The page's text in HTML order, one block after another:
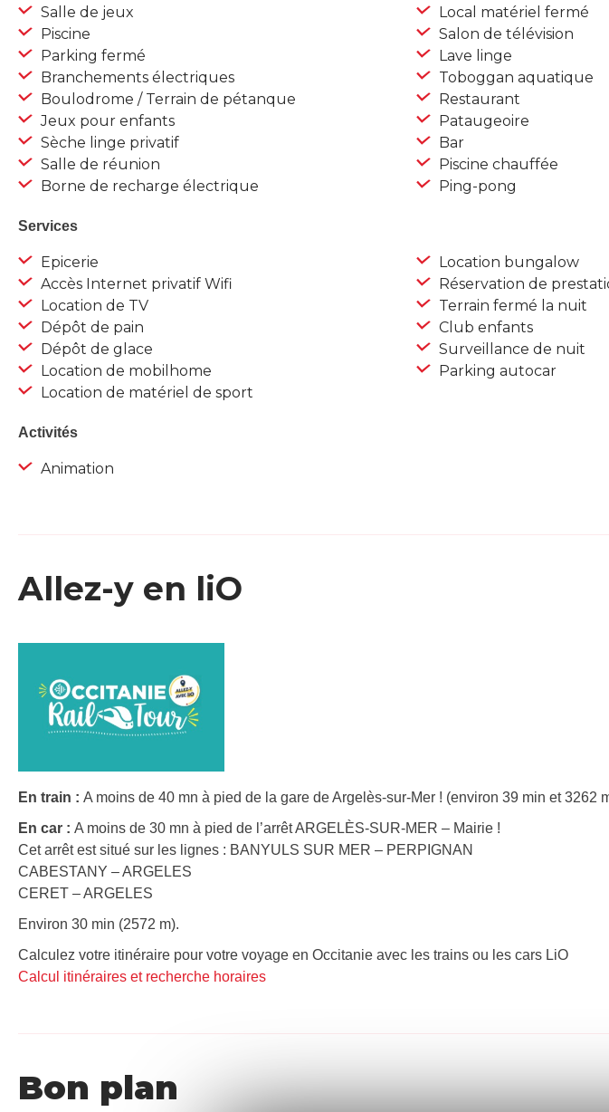
Salle de jeux
Piscine
Parking fermé
Branchements électriques
Boulodrome / Terrain de pétanque
Jeux pour enfants
Sèche linge privatif
Salle de réunion
Borne de recharge électrique
Local matériel fermé
Salon de télévision
Lave linge
Toboggan aquatique
Restaurant
Pataugeoire
Bar
Piscine chauffée
Ping-pong
Services
Epicerie
Accès Internet privatif Wifi
Location de TV
Dépôt de pain
Dépôt de glace
Location de mobilhome
Location de matériel de sport
Location bungalow
Réservation de
Terrain fermé la nuit
Club enfants
Surveillance de nuit
Parking autocar
Activités
Animation
Allez-y en liO
En train : A moins de 40 mn à pied de la gare de Argelès-sur-Mer ! (environ 39 min et 3262
En car : A moins de 30 mn à pied de l’arrêt ARGELÈS-SUR-MER – Mairie !
Cet arrêt est situé sur les lignes : BANYULS SUR MER – PERPIGNAN
CABESTANY – ARGELES
CERET – ARGELES
Environ 30 min (2572 m).
Calculez votre itinéraire pour votre voyage en Occitanie avec les trains ou les cars LiO
Calcul itinéraires et recherche horaires
Bon plan